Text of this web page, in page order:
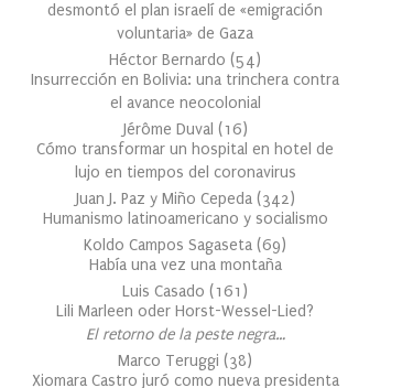
desmontó el plan israelí de «emigración
voluntaria» de Gaza
Héctor Bernardo (54)
Insurrección en Bolivia: una trinchera contra
el avance neocolonial
Jérôme Duval (16)
Cómo transformar un hospital en hotel de
lujo en tiempos del coronavirus
Juan J. Paz y Miño Cepeda (342)
Humanismo latinoamericano y socialismo
Koldo Campos Sagaseta (69)
Había una vez una montaña
Luis Casado (161 )
Lili Marleen oder Horst-Wessel-Lied?
El retorno de la peste negra…
Marco Teruggi (38)
Xiomara Castro juró como nueva presidenta